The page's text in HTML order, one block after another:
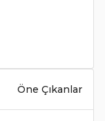
Öne Çıkanlar